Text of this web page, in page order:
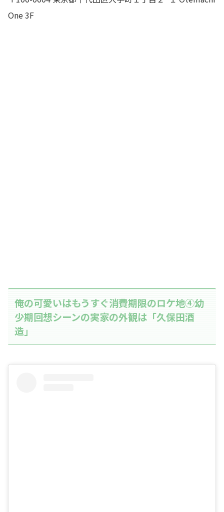
One 3F
俺の可愛いはもうすぐ消費期限のロケ地④幼
少期回想シーンの実家の外観は「久保田酒
造」